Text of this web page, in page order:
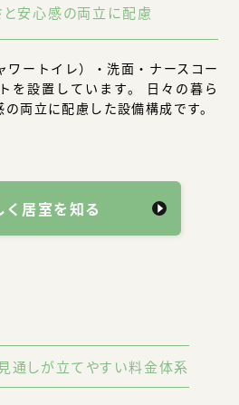
と安心感の両立に配慮
ワートイレ）・洗面・ナースコー
を設置しています。 日々の暮ら
両立に配慮した設備構成です。
く居室を知る
通しが立てやすい料金体系